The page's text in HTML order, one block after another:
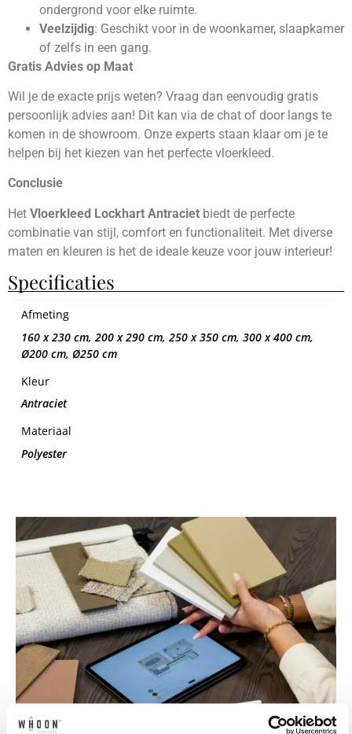
ondergrond voor elke ruimte.
Veelzijdig: Geschikt voor in de woonkamer, slaapkamer
of zelfs in een gang.
Gratis Advies op Maat
Wil je de exacte prijs weten? Vraag dan eenvoudig gratis
persoonlijk advies aan! Dit kan via de chat of door langs te
komen in de showroom. Onze experts staan klaar om je te
helpen bij het kiezen van het perfecte vloerkleed.
Conclusie
Het Vloerkleed Lockhart Antraciet biedt de perfecte
combinatie van stijl, comfort en functionaliteit. Met diverse
maten en kleuren is het de ideale keuze voor jouw interieur!
Specificaties
Afmeting
160 x 230 cm, 200 x 290 cm, 250 x 350 cm, 300 x 400 cm,
Ø200 cm, Ø250 cm
Kleur
Antraciet
Materiaal
Polyester